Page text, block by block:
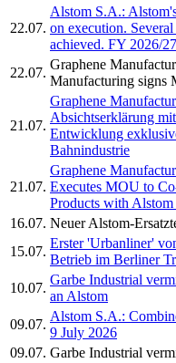
22.07.
Alstom S.A.:
on execution.
achieved. FY 2026/
22.07.
Graphene
Manufacturing signs
21.07.
Graphene
Absichtserklärung mit
Entwicklung
Bahnindustrie
21.07.
Graphene
Executes MOU to
Products with Alstom
16.07. NeuerAlstom-
15.07.
Erster 'Urbanliner'
Betrieb im Berliner
10.07.
Garbe Industrial
an Alstom
09.07.
Alstom S.A.:
9 July 2026
09.07. Garbe Industrial